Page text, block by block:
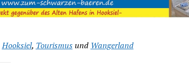
Hooksiel, Tourismusund Wangerland